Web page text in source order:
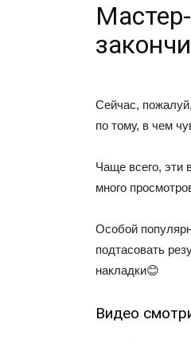
Сейчас,
по тому, в чем
Чаще всего, эти
много
Особой
подтасовать
накладки😊
Видео